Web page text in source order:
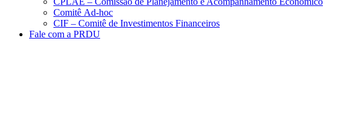
Comitê Ad-hoc
CIF – Comitê de Investimentos Financeiros
Fale com a PRDU